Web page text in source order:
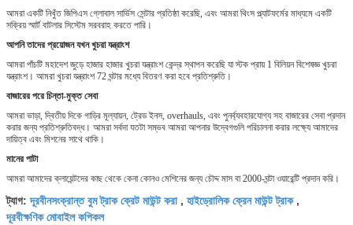
আমরা একটি নিখুঁত জিপিএস গ্লোবাল সার্ভিস সেন্টার প্রতিষ্ঠা করেছি, এবং আমরা থিংস প্ল্যাটফর্মের মাধ্যমে একটি
সক্রিয় স্মার্ট বাটলার সিস্টেম সরবরাহ করতে পারি।
আপনি তাদের প্রয়োজন যখন খুচরা যন্ত্রাংশ
আমরা পাঁচটি মহাদেশ জুড়ে হাজার হাজার খুচরা যন্ত্রাংশ কেন্দ্র স্থাপন করেছি যা স্টক প্রায় 1 বিলিয়ন বিশেষজ্ঞ খুচরা
যন্ত্রাংশ। আমরা খুচরা যন্ত্রাংশ 72 ঘন্টার মধ্যে বিতরণ করা হবে প্রতিশ্রুতি।
বাজারের পরে চিন্তা-মুক্ত সেবা
আমরা ভাড়া, দ্বিতীয় দিকে গাড়ির মূল্যায়ন, ট্রেড ইনস, overhauls, এবং পুনর্ব্যবহারযোগ্য সহ বাজারের সেবা প্রদান
করার জন্য প্রতিশ্রুতিবদ্ধ। আমরা সর্বদা যতটা সম্ভব আমরা আপনার উদ্বেগগুলি পরিচালনা করার লক্ষ্যে আমাদের
দায়িত্ব এবং মিশনের সাথে থাকি।
মানের পাটা
আমরা আমাদের ক্লায়েন্টদের কাছ থেকে কেনা কোনও মেশিনের জন্য চৌদ্দ মাস বা 2000-ঘন্টা ওয়ারেন্টি প্রদান করি।
ট্যাগ:দূরবীনসংক্রান্ত বুম ট্রাক ক্রেট মাউন্ট করা, হাইড্রোলিক ক্রেন মাউন্ট ট্রাক,
দূরবীক্ষণিক মোবাইল কপিকল